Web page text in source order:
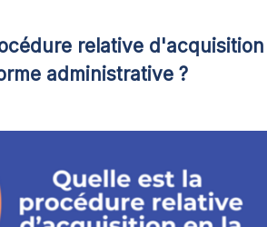
relative d'acquisition
administrative ?